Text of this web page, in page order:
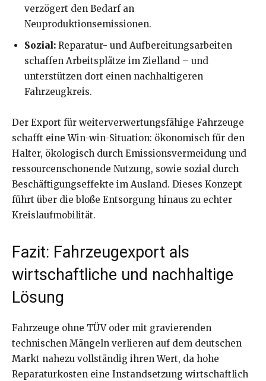
verzögert den Bedarf an
Neuproduktionsemissionen.
Sozial: Reparatur- und Aufbereitungsarbeiten
schaffen Arbeitsplätze im Zielland – und
unterstützen dort einen nachhaltigeren
Fahrzeugkreis.
Der Export für weiterverwertungsfähige Fahrzeuge
schafft eine Win-win-Situation: ökonomisch für den
Halter, ökologisch durch Emissionsvermeidung und
ressourcenschonende Nutzung, sowie sozial durch
Beschäftigungseffekte im Ausland. Dieses Konzept
führt über die bloße Entsorgung hinaus zu echter
Kreislaufmobilität.
Fazit: Fahrzeugexport als
wirtschaftliche und nachhaltige
Lösung
Fahrzeuge ohne TÜV oder mit gravierenden
technischen Mängeln verlieren auf dem deutschen
Markt nahezu vollständig ihren Wert, da hohe
Reparaturkosten eine Instandsetzung wirtschaftlich